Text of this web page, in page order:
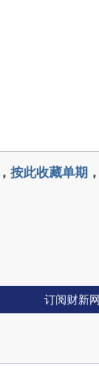
， 按此收藏单期
订阅财新